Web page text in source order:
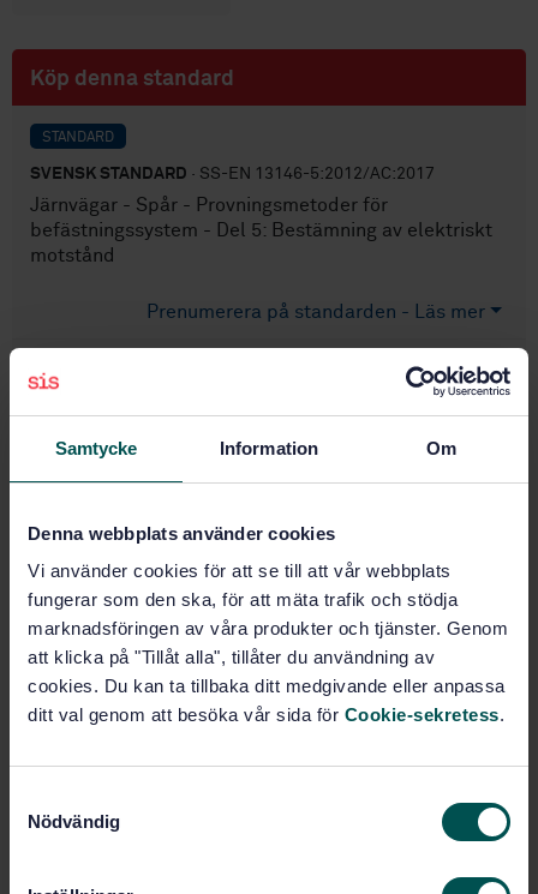
Samtycke Information Om
Denna webbplats använder cookies
Vi använder cookies för att se till att vår webbplats
fungerar som den ska, för att mäta trafik och stödja
marknadsföringen av våra produkter och tjänster. Genom
att klicka på "Tillåt alla", tillåter du användning av
cookies. Du kan ta tillbaka ditt medgivande eller anpassa
ditt val genom att besöka vår sida för Cookie-sekretess.
Nödvändig
Köp denna standard
STANDARD
SVENSK STANDARD · SS-EN 13146-5:2012/AC:2017
Järnvägar - Spår - Provningsmetoder för
befästningssystem - Del 5: Bestämning av elektriskt
motstånd
Prenumerera på standarden - Läs mer
Pris: 789 SEK
Lägg i varukorgen
Fler alternativ
Produktinformation
Engelska
Framtagen av:
Järnväg, tunnelbana och
spårväg, SIS/TK 254
Internationell titel:Railway applications -
systems - Part 5: Determination of
Artikelnummer: